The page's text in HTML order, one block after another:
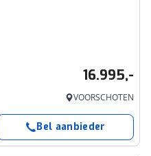
16.995,-
VOORSCHOTEN
Bel aanbieder